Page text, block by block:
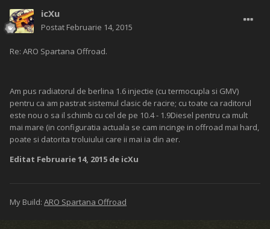
icXu
Postat Februarie 14, 2015
Re: ARO Spartana Offroad.
Am pus radiatorul de berlina 1.6 injectie (cu termocupla si GMV)
pentru ca am pastrat sistemul clasic de racire; cu toate ca raditorul
este nou o sa il schimb cu cel de pe 10.4 - 1.9Diesel pentru ca mult
mai mare (in configuratia actuala se cam incinge in offroad mai hard,
poate si datorita troluiului care ii mai ia din aer.
Editat Februarie 14, 2015 de icXu
My Build: ARO Spartana Offroad